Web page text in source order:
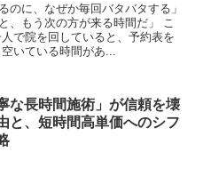
のに、なぜか毎回バタバタする」
、もう次の方が来る時間だ」 こ
で院を回していると、予約表を
いている時間があ...
な長時間施術」が信頼を壊
と、短時間高単価へのシフ